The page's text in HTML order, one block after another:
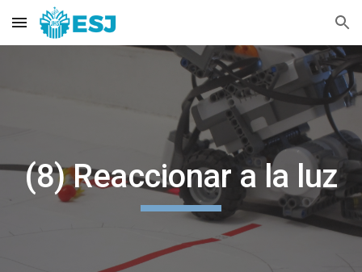
Skip to main content Skip to navigation
(8) Reaccionar a la luz